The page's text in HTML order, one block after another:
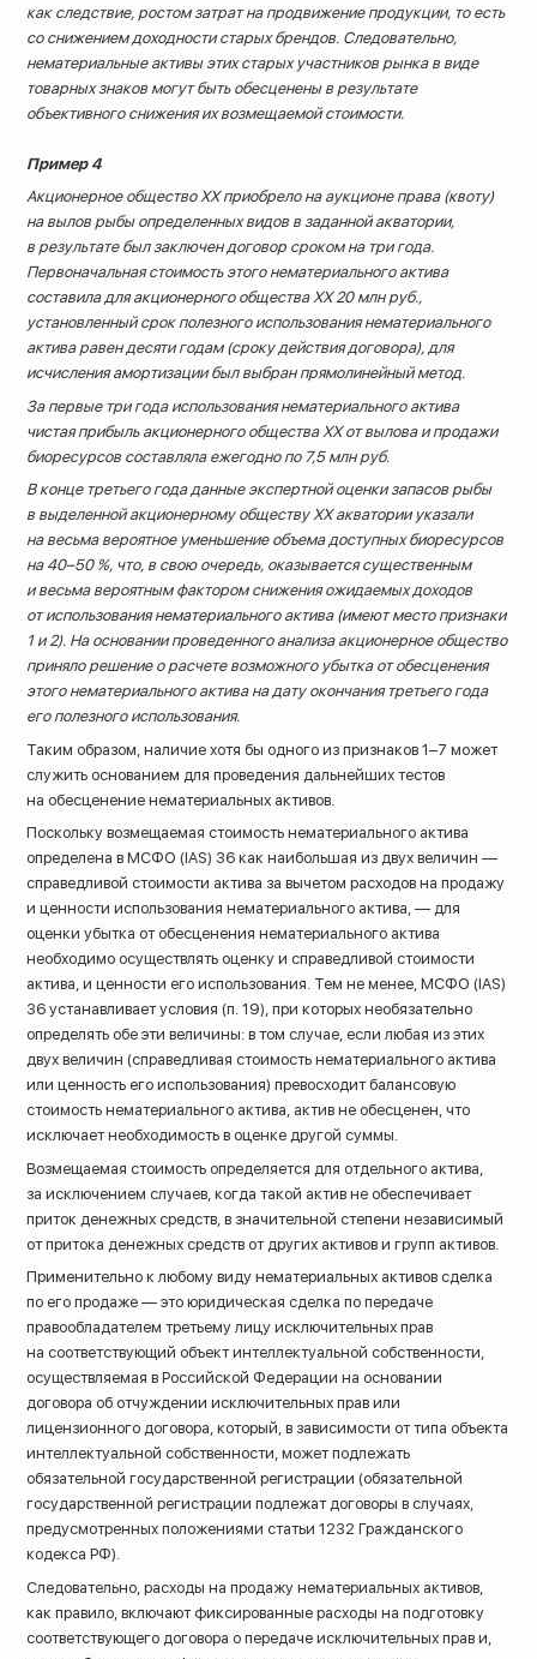
как следствие, ростом затрат на продвижение продукции, то есть
со снижением доходности старых брендов. Следовательно,
нематериальные активы этих старых участников рынка в виде
товарных знаков могут быть обесценены в результате
объективного снижения их возмещаемой стоимости.
Пример 4
Акционерное общество XX приобрело на аукционе права (квоту)
на вылов рыбы определенных видов в заданной акватории,
в результате был заключен договор сроком на три года.
Первоначальная стоимость этого нематериального актива
составила для акционерного общества ХХ 20 млн руб.,
установленный срок полезного использования нематериального
актива равен десяти годам (сроку действия договора), для
исчисления амортизации был выбран прямолинейный метод.
За первые три года использования нематериального актива
чистая прибыль акционерного общества ХХ от вылова и продажи
биоресурсов составляла ежегодно по 7,5 млн руб.
В конце третьего года данные экспертной оценки запасов рыбы
в выделенной акционерному обществу ХХ акватории указали
на весьма вероятное уменьшение объема доступных биоресурсов
на 40–50 %, что, в свою очередь, оказывается существенным
и весьма вероятным фактором снижения ожидаемых доходов
от использования нематериального актива (имеют место признаки
1 и 2). На основании проведенного анализа акционерное общество
приняло решение о расчете возможного убытка от обесценения
этого нематериального актива на дату окончания третьего года
его полезного использования.
Таким образом, наличие хотя бы одного из признаков 1–7 может
служить основанием для проведения дальнейших тестов
на обесценение нематериальных активов.
Поскольку возмещаемая стоимость нематериального актива
определена в МСФО (IAS) 36 как наибольшая из двух величин —
справедливой стоимости актива за вычетом расходов на продажу
и ценности использования нематериального актива, — для
оценки убытка от обесценения нематериального актива
необходимо осуществлять оценку и справедливой стоимости
актива, и ценности его использования. Тем не менее, МСФО (IAS)
36 устанавливает условия (п. 19), при которых необязательно
определять обе эти величины: в том случае, если любая из этих
двух величин (справедливая стоимость нематериального актива
или ценность его использования) превосходит балансовую
стоимость нематериального актива, актив не обесценен, что
исключает необходимость в оценке другой суммы.
Возмещаемая стоимость определяется для отдельного актива,
за исключением случаев, когда такой актив не обеспечивает
приток денежных средств, в значительной степени независимый
от притока денежных средств от других активов и групп активов.
Применительно к любому виду нематериальных активов сделка
по его продаже — это юридическая сделка по передаче
правообладателем третьему лицу исключительных прав
на соответствующий объект интеллектуальной собственности,
осуществляемая в Российской Федерации на основании
договора об отчуждении исключительных прав или
лицензионного договора, который, в зависимости от типа объекта
интеллектуальной собственности, может подлежать
обязательной государственной регистрации (обязательной
государственной регистрации подлежат договоры в случаях,
предусмотренных положениями статьи 1232 Гражданского
кодекса РФ).
Следовательно, расходы на продажу нематериальных активов,
как правило, включают фиксированные расходы на подготовку
соответствующего договора о передаче исключительных прав и,